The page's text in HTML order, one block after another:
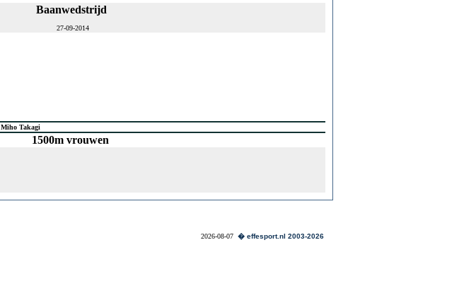
Baanwedstrijd
27-09-2014
Miho Takagi
1500m vrouwen
2026-08-07 � effesport.nl 2003-2026